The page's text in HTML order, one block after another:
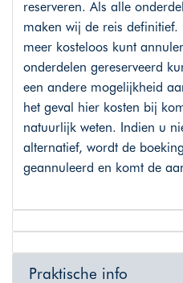
reserveren. Als alle
maken wij de reis
meer kosteloos kunt
onderdelen gereserveerd
een andere mogelijkheid
het geval hier kosten bij
natuurlijk weten. Indien u
alternatief, wordt de
geannuleerd en komt de
Praktische info